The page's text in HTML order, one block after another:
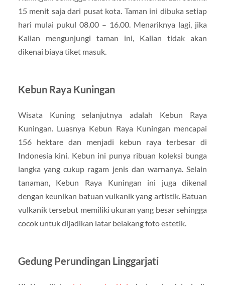
15 menit saja dari pusat kota. Taman ini dibuka setiap
hari mulai pukul 08.00 – 16.00. Menariknya lagi, jika
Kalian mengunjungi taman ini, Kalian tidak akan
dikenai biaya tiket masuk.
Kebun Raya Kuningan
Wisata Kuning selanjutnya adalah Kebun Raya
Kuningan. Luasnya Kebun Raya Kuningan mencapai
156 hektare dan menjadi kebun raya terbesar di
Indonesia kini. Kebun ini punya ribuan koleksi bunga
langka yang cukup ragam jenis dan warnanya. Selain
tanaman, Kebun Raya Kuningan ini juga dikenal
dengan keunikan batuan vulkanik yang artistik. Batuan
vulkanik tersebut memiliki ukuran yang besar sehingga
cocok untuk dijadikan latar belakang foto estetik.
Gedung Perundingan Linggarjati